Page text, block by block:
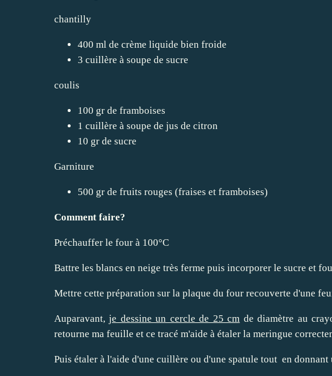
chantilly
400 ml de crème liquide bien froide
3 cuillère à soupe de sucre
coulis
100 gr de framboises
1 cuillère à soupe de jus de citron
10 gr de sucre
Garniture
500 gr de fruits rouges (fraises et framboises)
Comment faire?
Préchauffer le four à 100°C
Battre les blancs en neige très ferme puis incorporer le sucre et
Mettre cette préparation sur la plaque du four recouverte d'une
Auparavant,je dessine un cercle de 25 cm de diamètre au
retourne ma feuille et ce tracé m'aide à étaler la meringue
Puis étaler à l'aide d'une cuillère ou d'une spatule tout en donnant